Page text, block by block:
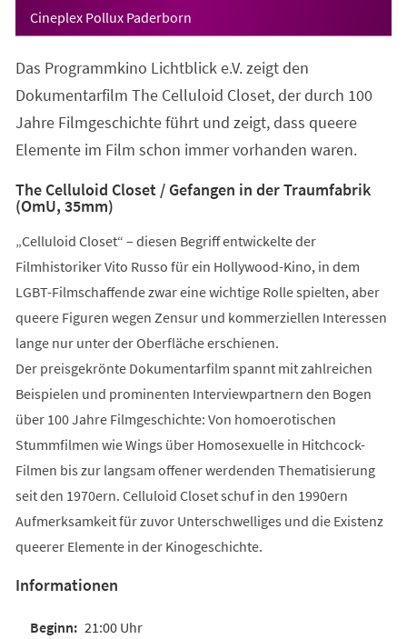
Cineplex Pollux Paderborn
Das Programmkino Lichtblick e.V. zeigt den
Dokumentarfilm The Celluloid Closet, der durch 100
Jahre Filmgeschichte führt und zeigt, dass queere
Elemente im Film schon immer vorhanden waren.
The Celluloid Closet / Gefangen in der Traumfabrik
(OmU, 35mm)
„Celluloid Closet“ – diesen Begriff entwickelte der
Filmhistoriker Vito Russo für ein Hollywood-Kino, in dem
LGBT-Filmschaffende zwar eine wichtige Rolle spielten, aber
queere Figuren wegen Zensur und kommerziellen Interessen
lange nur unter der Oberfläche erschienen.
Der preisgekrönte Dokumentarfilm spannt mit zahlreichen
Beispielen und prominenten Interviewpartnern den Bogen
über 100 Jahre Filmgeschichte: Von homoerotischen
Stummfilmen wie Wings über Homosexuelle in Hitchcock-
Filmen bis zur langsam offener werdenden Thematisierung
seit den 1970ern. Celluloid Closet schuf in den 1990ern
Aufmerksamkeit für zuvor Unterschwelliges und die Existenz
queerer Elemente in der Kinogeschichte.
Informationen
21:00 Uhr